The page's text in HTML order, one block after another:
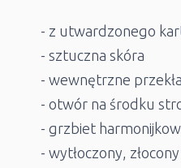
- z utwardzonego
- sztuczna skóra
- wewnętrzne
- otwór na środku
- grzbiet
- wytłoczony,